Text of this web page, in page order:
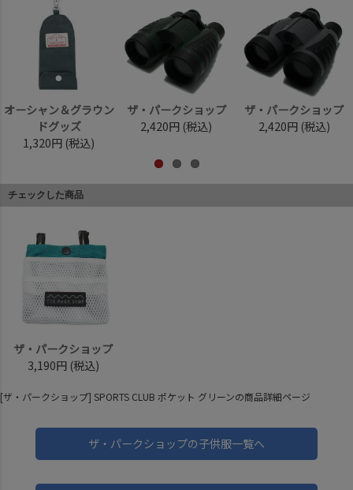
オーシャン＆グラウン
ドグッズ
1,320円 (税込)
ザ・パークショップ
2,420円 (税込)
ザ・パークショップ
2,420円 (税込)
チェックした商品
ザ・パークショップ
3,190円 (税込)
[ザ・パークショップ] SPORTS CLUB ポケット グリーンの商品詳細ページ
ザ・パークショップの子供服一覧へ